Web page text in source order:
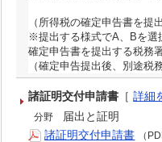
（所得税の確定申告書を提
※提出する様式でA、Bを選
確定申告書を提出する税務
（確定申告提出後、別途税
諸証明交付申請書 ［詳細
分野
届出と証明
諸証明交付申請書
（